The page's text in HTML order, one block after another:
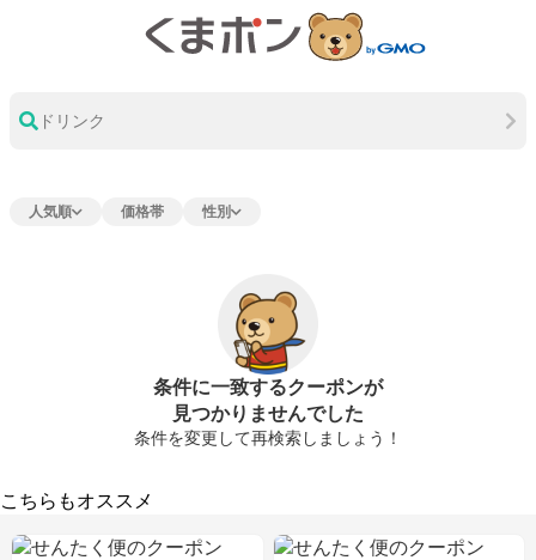
ドリンク
人気順 価格帯 性別
条件に一致するクーポンが
見つかりませんでした
条件を変更して再検索しましょう！
こちらもオススメ